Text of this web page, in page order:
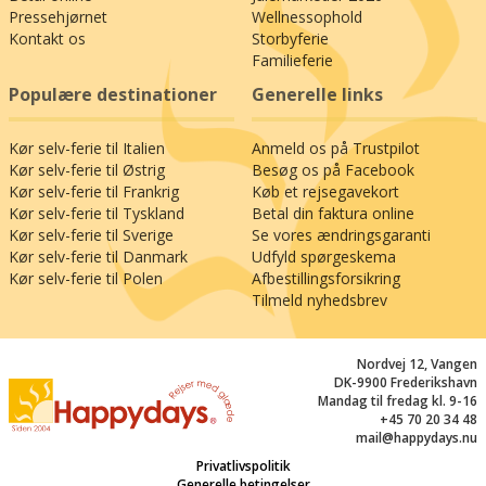
blevet verdenskendt gennem
krimiforfatterindens bøger.
Har I tid til lidt længere dagsudflugter, kan I
besøge den flotte dyrepark Nordens Ark (49 km)
– eller se havets indbyggere på Havets Hus i
Lysekil (67 km). Lokker shopping, kan I tage til
det store indkøbscenter Torp (60 km) med
masser af butikker og caféer. Planlæg eventuelt
også et besøg på det flotte akvarelmuseum i
Skärhamn (119 km); måske passer det som et
stop på vejen hjem? En ferie i Bohuslän kan let
blive til flere – for her er så meget, man gerne vil
opleve; det er et fortryllende kystlandskab, I
bohuslänske granit lyserød, og havet glitrer i så
mange forskellige nuancer. Glæd jer til en
vidunderlig ferie i Bohuslän!
Pressehjørnet
Kontakt os
Wellnessophold
Storbyferie
Familieferie
Populære destinationer
Kør selv-ferie til Italien
Kør selv-ferie til Østrig
Kør selv-ferie til Frankrig
Kør selv-ferie til Tyskland
Kør selv-ferie til Sverige
Kør selv-ferie til Danmark
Kør selv-ferie til Polen
Generelle links
Anmeld os på Trustpilot
Besøg os på Facebook
Køb et rejsegavekort
Betal din faktura online
Se vores ændringsgaranti
Udfyld spørgeskema
Afbestillingsforsikring
Tilmeld nyhedsbrev
Nordvej 12, Vangen
DK-9900 Frederikshavn
Mandag til fredag kl. 9-16
+45 70 20 34 48
mail@happydays.nu
Privatlivspolitik